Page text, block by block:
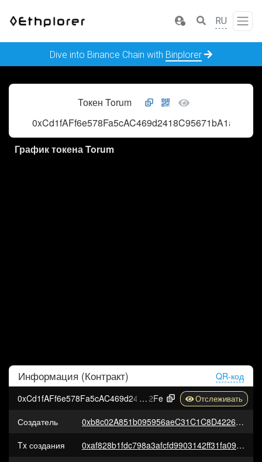
RU
Dive into Binance Chain with Binplorer
Токен Torum
0xCd1fAFf6e578Fa5cAC469d2418C95671bA1a62Fe
График токена Torum
Информация (Контракт)
QR-код
0xCd1fAFf6e578Fa5cAC469d2418C95671bA1a6
2Fe
Создатель
0xb8c02A851b095956aeC31C1C8D42268b3D3A30C6
Tx создания
0xaf828b1fdc798a3afcfd9903142ff31fa09e088e527fc91c3e7735a16434a290